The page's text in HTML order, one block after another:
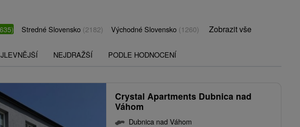
Stredné Slovensko (2182) Východné Slovensko (1260) Zobrazit vše
NEJDRAŽŠÍ PODLE HODNOCENÍ
Crystal Apartments Dubnica nad
Váhom
Dubnica nad Váhom